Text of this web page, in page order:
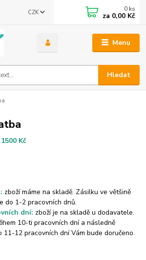
Menu
CZK
Hledat
0 ks
za 0,00 Kč
Kč
zboží máme na skladě. Zásilku ve většině
do 1-2 pracovních dnů.
dní: zboží je na skladě u dodavatele.
10-ti pracovních dní a následně
11-12 pracovních dní Vám bude doručeno.